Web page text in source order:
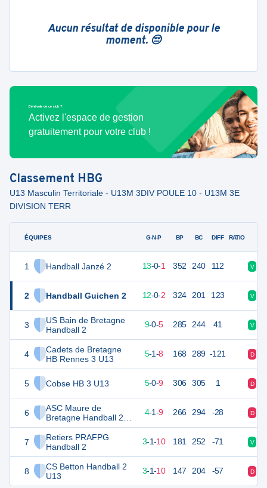
Aucun résultat de disponible pour le
moment. 😔
Bénévole de ce club ?
Activez l'espace de gestion
gratuitement pour votre club !
Classement HBG
U13 Masculin Territoriale - U13M 3DIV POULE 10 - U13M 3E
DIVISION TERR
ÉQUIPES
1 Handball Janzé 2
2 Handball Guichen 2
3
US Bain de Bretagne
Handball 2
4
Cadets de Bretagne
HB Rennes 3 U13
5 Cobse HB 3 U13
6
ASC Maure de
Bretagne Handball 2
U13
7
Retiers PRAFPG
Handball 2
8
CS Betton Handball 2
U13
G-N-P BP BC DIFF RATIO
40 13-0-1 352 240 112 V
38 14 12-0-2 324 201 123 V
32 14 9-0-5 285 244 41 V
25 5-1-8 168 289 -121 D
24 5-0-9 306 305 1 D
23 4-1-9 266 294 -28 D
21 3-1-10 181 252 -71 V
20 14 3-1-10 147 204 -57 D